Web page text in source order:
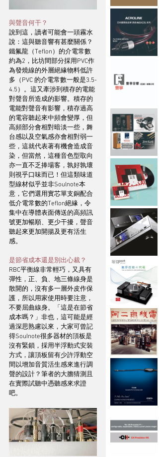
與聲音何干？
說到這，讀者可能會一頭霧水
說：這與聽音響有甚麼關係？
鐵氟龍（Teflon）的介電常數
約為2，比坊間部分採用PVC作
為發燒線的外層絕緣物料低許
多（PVC 的介電常數一般是3.5-
4.5）。這又牽涉到積存的電能
對聲音所造成的影響。積存的
電能對聲音有影響，積存過高
的電容聽起來中頻會變厚，但
高頻部分會相對暗淡一些，舞
台感以及空氣感亦會相對弱一
些，這就代表著有機會造成音
染，但當然，這種音色型取向
亦一直不乏捧場客，孰好孰壞
則視乎口味而已！但這類味道
型線材似乎並非Soulnote本
意，它們選用實芯單支銅配合
低介電常數的Teflon絕緣，令
集中在導體表面傳送的高頻訊
號更加暢順、更少干擾，聲音
聽起來更加開揚及更有活生
感。
是節省成本還是別出心裁？
RBC平衡線非常輕巧，又具有
彈性，正、負、地三條線身是
散開的，沒有多一層外皮作保
護，所以用家使用時要注意，
不要屈曲線身。「這是在節省
成本嗎？」非也，這可能是經
過深思熟慮以來，大家可曾記
得SouInote很多器材的頂板是
沒有緊鎖，採用半浮動式安裝
方式，讓頂板留有少許浮動空
間以增加音質活生感來進行調
聲的設計？筆者的大膽猜測且
在實際試聽中憑聽感來求證
吧。